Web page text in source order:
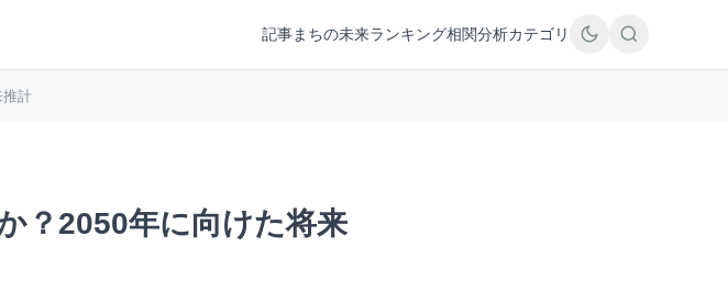
記事まちの未来ランキング相関分析カテゴリ
推計
？2050年に向けた将来